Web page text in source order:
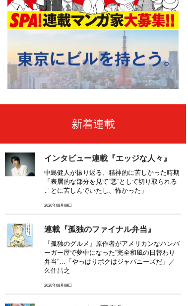
新着連載
インタビュー連載『エッジな人々』
中島健人が振り返る、精神的に苦しかった時期
「表層的な部分を見て“悪”として切り取られる
ことに苦しんでいたし、怖かった」
2026年08月09日
連載『孤独のファイナル弁当』
『孤独のグルメ』原作者がアメリカンなハンバ
ーガー屋で夢中になった“完全和風の日替わり
弁当”…「やっぱりボクはジャパニーズだ」／
久住昌之
2026年08月09日